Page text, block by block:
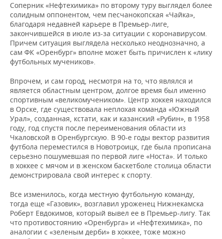
ONLINE-КОНФЕРЕНЦИИ
ОТКРЫТАЯ ЛЕКЦИЯ
ХОККЕЙ
БАСКЕТБОЛ
ВОЛЕЙБОЛ
КИБЕРСПОРТ
ФИГУРНОЕ КАТАНИЕ
ВОДНЫЕ ВИДЫ СПОРТА
ХОККЕЙ С МЯЧОМ
ВЛАСТЬ
ИНФРАСТРУКТУРА
ИСТОРИЯ
КУЛЬТУРА
МЕДИЦИНА
ОБРАЗОВАНИЕ
ПРОИСШЕСТВИЯ
СЮЖЕТЫ
СПРАВОЧНИК
СПИСОК ПЕРСОН
СПИСОК КОМПАНИЙ
ПОЛНАЯ ВЕРСИЯ
Соперник «Нефтехимика» по второму туру выглядел более
солидным оппонентом, чем песчанокопская «Чайка»,
благодаря недавней карьере в Премьер-лиге,
закончившейся в июле из-за ситуации с коронавирусом.
Причем ситуация выглядела несколько неоднозначно, а
сам ФК «Оренбург» вполне может быть причислен к «лику
футбольных мучеников».
Впрочем, и сам город, несмотря на то, что являлся и
является областным центром, долгое время был именно
спортивным «великомучеником». Центр хоккея находился
в Орске, где существовала неплохая команда «Южный
Урал», созданная, кстати, как и казанский «Рубин», в 1958
году, год спустя после переименования области из
Чкаловской в Оренбургскую. В 90-е годы вектор развития
футбола переместился в Новотроицк, где была прописана
серьезно пошумевшая по первой лиге «Носта». И только
в хоккее с мячом и в женском баскетболе столица области
демонстрировала свой интерес к спорту.
Все изменилось, когда местную футбольную команду,
тогда еще «Газовик», возглавил уроженец Нижнекамска
Роберт Евдокимов, который вывел ее в Премьер-лигу. Так
что противостоянию «Оренбурга» и «Нефтехимика», по
аналогии с «зеленым дерби» в хоккее, тоже можно